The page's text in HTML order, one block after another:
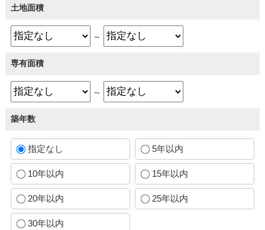
土地面積
～
専有面積
～
築年数
指定なし 5年以内
10年以内 15年以内
20年以内 25年以内
30年以内